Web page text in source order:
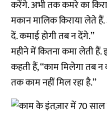
करेंगे. अभी तक कमरे का
मकान मालिक किराया लेते
दें. कमाई होगी तब न देंगे.’’
महीने में कितना कमा लेती
कहती हैं, ‘‘काम मिलेगा तब
तक काम नहीं मिल रहा है.’’